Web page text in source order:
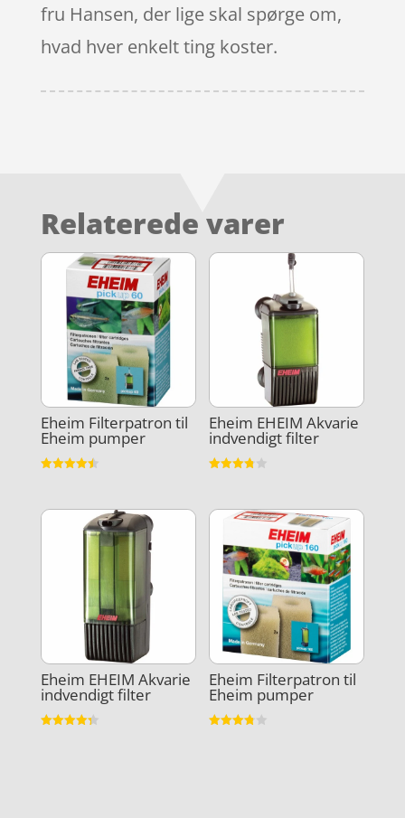
fru Hansen, der lige skal spørge om,
hvad hver enkelt ting koster.
Relaterede varer
Eheim Filterpatron til
Eheim pumper
Eheim EHEIM Akvarie
indvendigt filter
Eheim EHEIM Akvarie
indvendigt filter
Eheim Filterpatron til
Eheim pumper